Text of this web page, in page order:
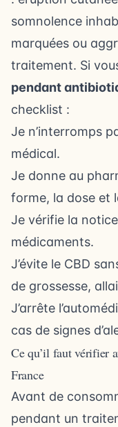
somnolence
marquées ou
traitement. Si
pendant
checklist :
Je n’interromps
médical.
Je donne au
forme, la dose et
Je vérifie la
médicaments.
J’évite le CBD
de grossesse,
J’arrête
cas de signes
Ce qu’il faut vérifier
France
Avant de
pendant un